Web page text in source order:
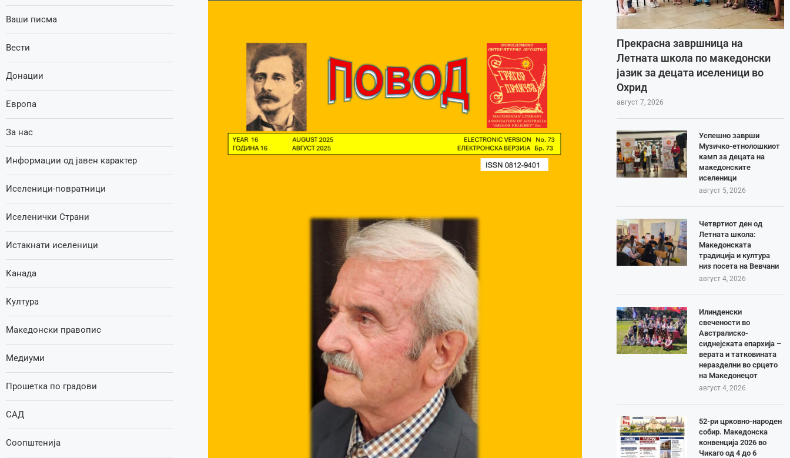
Прекрасна завршница на
Летната школа по македонски
јазик за децата иселеници во
Охрид
август 7, 2026
Успешно заврши
Музичко-етнолошкиот
камп за децата на
македонските
иселеници
август 5, 2026
Четвртиот ден од
Летната школа:
Македонската
традиција и култура
низ посета на Вевчани
август 4, 2026
Илинденски
свечености во
Австралиско-
сиднејската епархија –
верата и татковината
неразделни во срцето
на Македонецот
август 4, 2026
52-ри црковно-народен
собир. Македонска
конвенција 2026 во
Чикаго од 4 до 6
Ваши писма
Вести
Донации
Европа
За нас
Информации од јавен карактер
Иселеници-повратници
Иселенички Страни
Истакнати иселеници
Канада
Култура
Македонски правопис
Медиуми
Прошетка по градови
САД
Соопштенија